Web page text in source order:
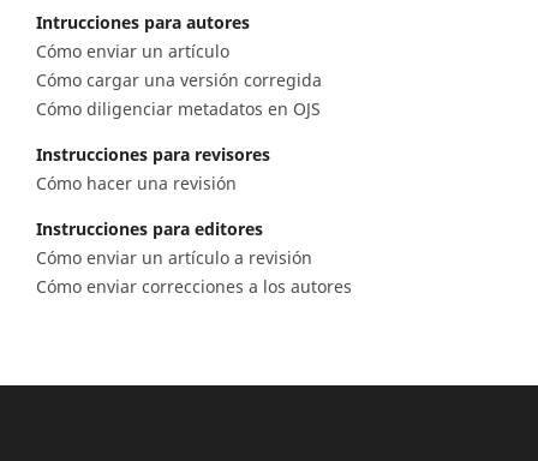
Intrucciones para autores
Cómo enviar un artículo
Cómo cargar una versión corregida
Cómo diligenciar metadatos en OJS
Instrucciones para revisores
Cómo hacer una revisión
Instrucciones para editores
Cómo enviar un artículo a revisión
Cómo enviar correcciones a los autores